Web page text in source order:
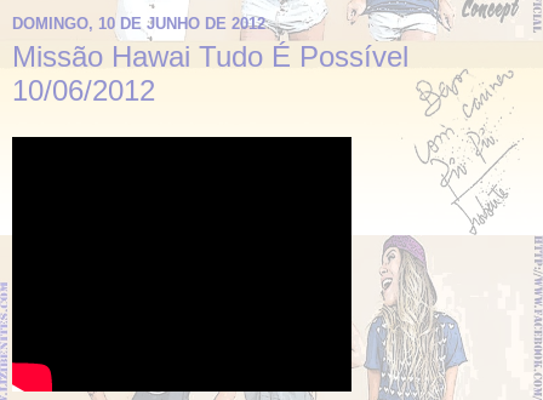
DOMINGO, 10 DE JUNHO DE 2012
Missão Hawai Tudo É Possível
10/06/2012